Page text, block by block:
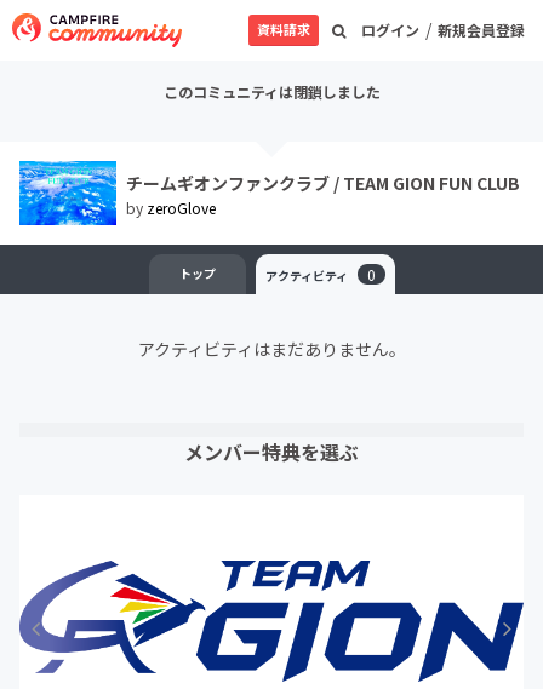
ログイン / 新規会員登録
資料請求
このコミュニティは閉鎖しました
チームギオンファンクラブ / TEAM GION FUN CLUB
by zeroGlove
トップ アクティビティ 0
アクティビティはまだありません。
メンバー特典を選ぶ